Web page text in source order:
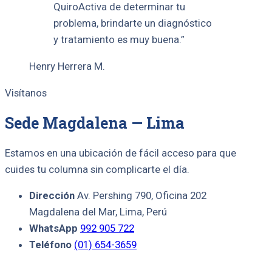
QuiroActiva de determinar tu
problema, brindarte un diagnóstico
y tratamiento es muy buena.”
Henry Herrera M.
Visítanos
Sede Magdalena — Lima
Estamos en una ubicación de fácil acceso para que
cuides tu columna sin complicarte el día.
Dirección Av. Pershing 790, Oficina 202
Magdalena del Mar, Lima, Perú
WhatsApp 992 905 722
Teléfono (01) 654-3659